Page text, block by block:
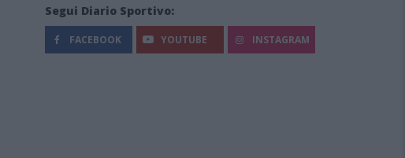
Segui Diario Sportivo:
FACEBOOK YOUTUBE INSTAGRAM